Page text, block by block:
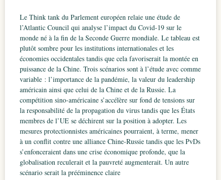
Le Think tank du Parlement européen relaie une étude de
l’Atlantic Council qui analyse l’impact du Covid-19 sur le
monde né à la fin de la Seconde Guerre mondiale. Le tableau est
plutôt sombre pour les institutions internationales et les
économies occidentales tandis que cela favoriserait la montée en
puissance de la Chine. Trois scénarios sont à l’étude avec comme
variable : l’importance de la pandémie, la valeur du leadership
américain ainsi que celui de la Chine et de la Russie. La
compétition sino-américaine s’accélère sur fond de tensions sur
la responsabilité de la propagation du virus tandis que les États
membres de l’UE se déchirent sur la position à adopter. Les
mesures protectionnistes américaines pourraient, à terme, mener
à un conflit contre une alliance Chine-Russie tandis que les PvDs
s’enfonceraient dans une crise économique profonde, que la
globalisation reculerait et la pauvreté augmenterait. Un autre
scénario serait la prééminence claire